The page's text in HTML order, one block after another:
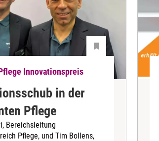
Innovationspreis
in der
Pflege
Bereichsleitung
Pflege, und Tim Bollens,